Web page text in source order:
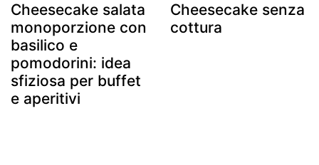
Cheesecake salata
monoporzione con
basilico e
pomodorini: idea
sfiziosa per buffet
e aperitivi
Cheesecake senza
cottura